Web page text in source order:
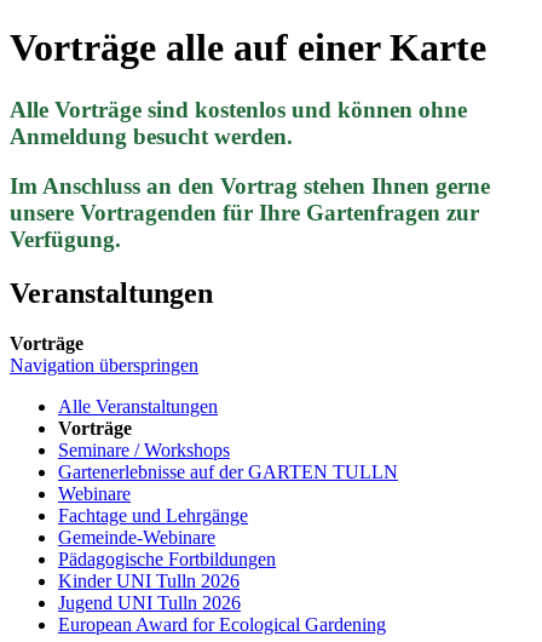
Vorträge alle auf einer Karte
Alle Vorträge sind kostenlos und können ohne
Anmeldung besucht werden.
Im Anschluss an den Vortrag stehen Ihnen gerne
unsere Vortragenden für Ihre Gartenfragen zur
Verfügung.
Veranstaltungen
Vorträge
Navigation überspringen
Alle Veranstaltungen
Vorträge
Seminare / Workshops
Gartenerlebnisse auf der GARTEN TULLN
Webinare
Fachtage und Lehrgänge
Gemeinde-Webinare
Pädagogische Fortbildungen
Kinder UNI Tulln 2026
Jugend UNI Tulln 2026
European Award for Ecological Gardening